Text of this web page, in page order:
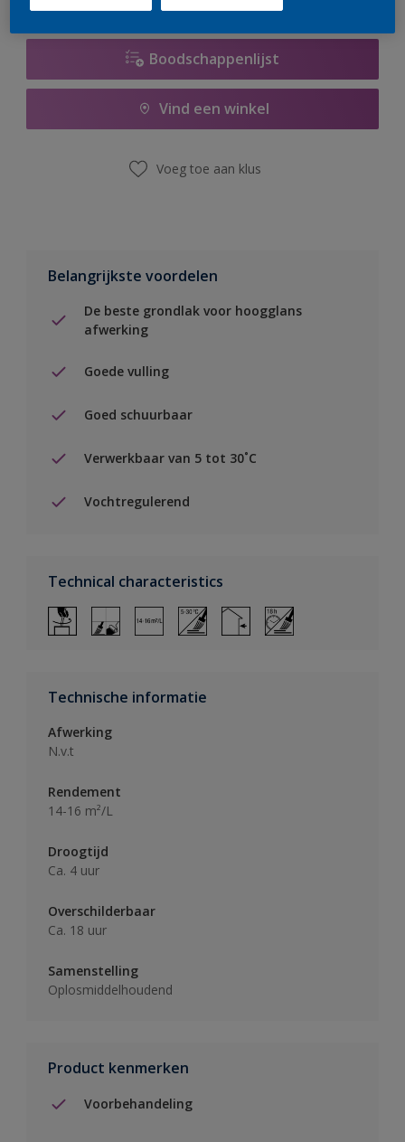
Boodschappenlijst
Vind een winkel
Voeg toe aan klus
Belangrijkste voordelen
De beste grondlak voor hoogglans
afwerking
Goede vulling
Goed schuurbaar
Verwerkbaar van 5 tot 30˚C
Vochtregulerend
Technical characteristics
Technische informatie
Afwerking
N.v.t
Rendement
14-16 m²/L
Droogtijd
Ca. 4 uur
Overschilderbaar
Ca. 18 uur
Samenstelling
Oplosmiddelhoudend
Product kenmerken
Voorbehandeling